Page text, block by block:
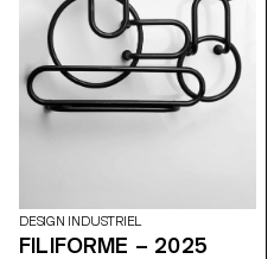
DESIGN INDUSTRIEL
FILIFORME – 2025